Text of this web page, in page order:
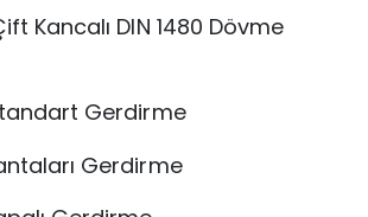
Kancalı DIN 1480 Dövme
Gerdirme
Gerdirme